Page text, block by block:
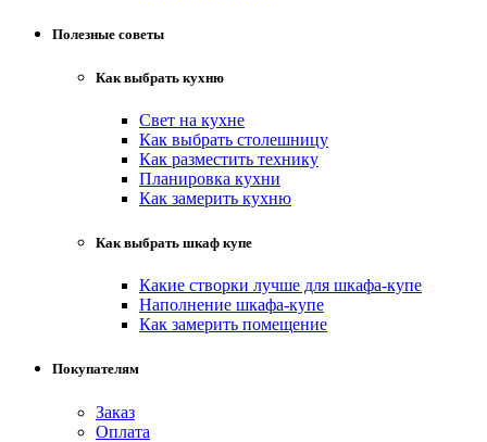
Полезные советы
Как выбрать кухню
Свет на кухне
Как выбрать столешницу
Как разместить технику
Планировка кухни
Как замерить кухню
Как выбрать шкаф купе
Какие створки лучше для шкафа-купе
Наполнение шкафа-купе
Как замерить помещение
Покупателям
Заказ
Оплата